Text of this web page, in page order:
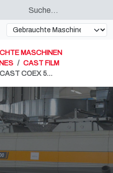
MASCHINEN
CAST FILM
COEX 5…